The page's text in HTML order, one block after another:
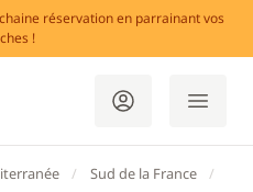
réservation en parrainant vos
!
Sud de la France